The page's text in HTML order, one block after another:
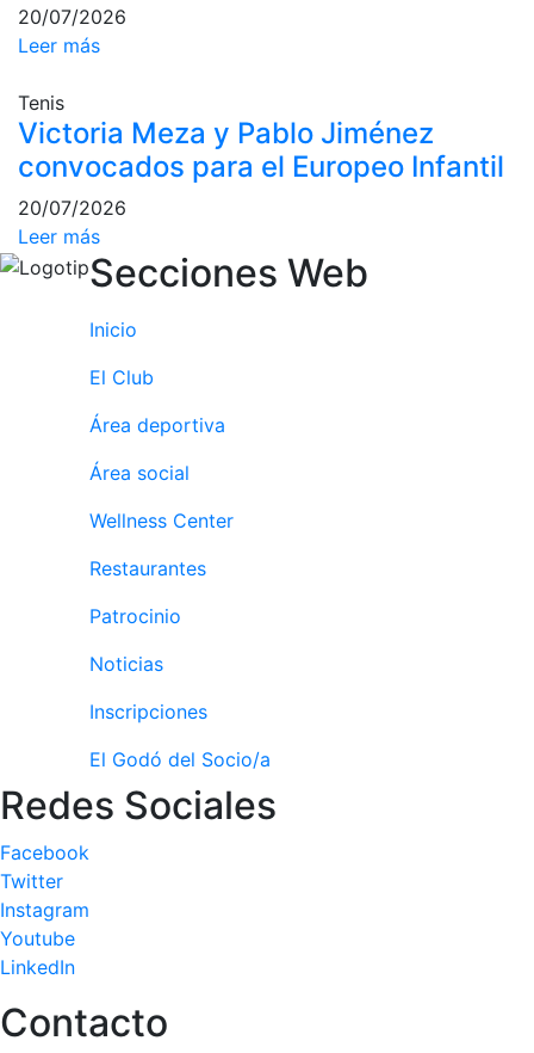
Campeonato
Social de Pádel
Cuadro
d'Honor
Histórico del
Campeonato
Social
Socials
Salidas
Conferencias
Inspirational
Calendario de
Actividades
Sociales
mesa
Peñas del Club
Servicio de
Entrenamientos
20/07/2026
Leer más
Tenis
Victoria Meza y Pablo Jiménez
convocados para el Europeo Infantil
20/07/2026
Leer más
Secciones Web
Inicio
El Club
Área deportiva
Área social
Wellness Center
Restaurantes
Patrocinio
Noticias
Inscripciones
El Godó del Socio/a
Redes Sociales
Facebook
Twitter
Instagram
Youtube
LinkedIn
Contacto